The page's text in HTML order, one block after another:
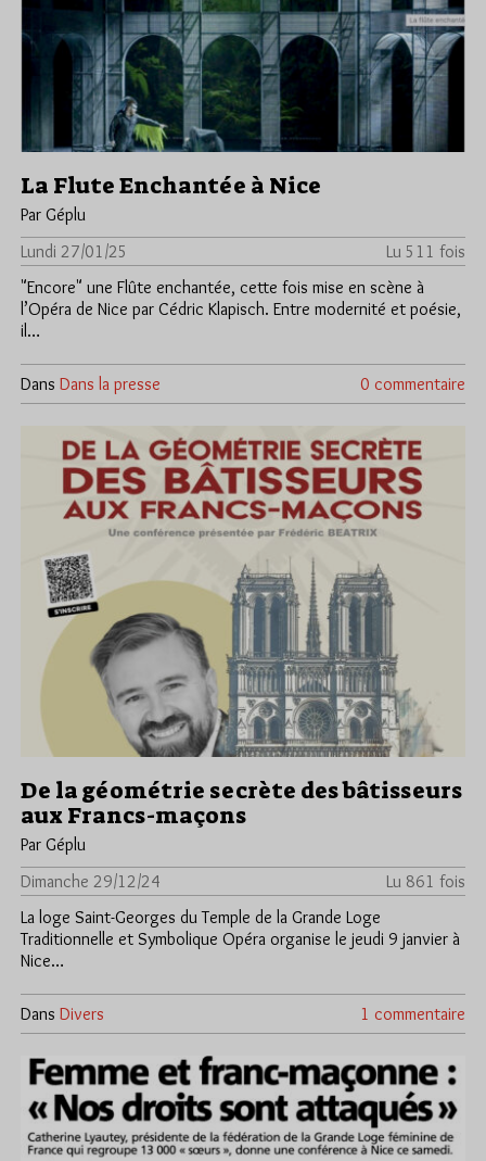
La Flute Enchantée à Nice
Par Géplu
Lundi 27/01/25
Lu 511 fois
"Encore" une Flûte enchantée, cette fois mise en scène à
l’Opéra de Nice par Cédric Klapisch. Entre modernité et poésie,
il…
Dans Dans la presse 0 commentaire
De la géométrie secrète des bâtisseurs
aux Francs-maçons
Par Géplu
Dimanche 29/12/24
Lu 861 fois
La loge Saint-Georges du Temple de la Grande Loge
Traditionnelle et Symbolique Opéra organise le jeudi 9 janvier à
Nice…
Dans Divers 1 commentaire